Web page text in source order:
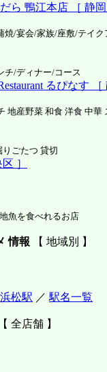
ら 鴨江本店 ［ 静
/宴会/家族/座敷/テイク
/ディナー/コース
るぴなす
地産野菜 和食 洋食 中華
ごたつ 貸切
］
魚を食べれるお店
情報 【 地域別 】
浜松駅 ／ 駅名一覧
【 全店舗 】